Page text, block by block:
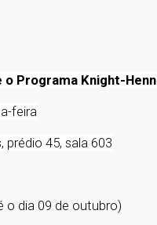
Programa Knight-
feira
prédio 45, sala 603
o dia 09 de outubro)